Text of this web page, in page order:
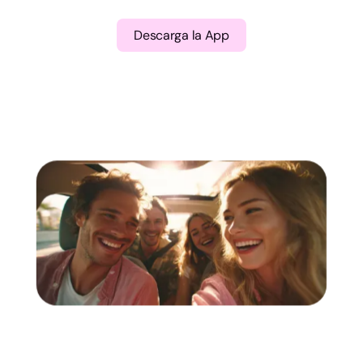
Descarga la App